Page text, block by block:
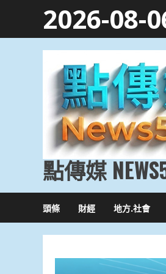
2026-08-
點傳媒
頭條 財經 地方.社會